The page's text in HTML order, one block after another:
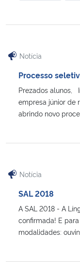
Notícia
Processo
Prezados alunos,
empresa júnior de
abrindo novo
Notícia
SAL 2018
A SAL 2018 - A
confirmada! E
modalidades: